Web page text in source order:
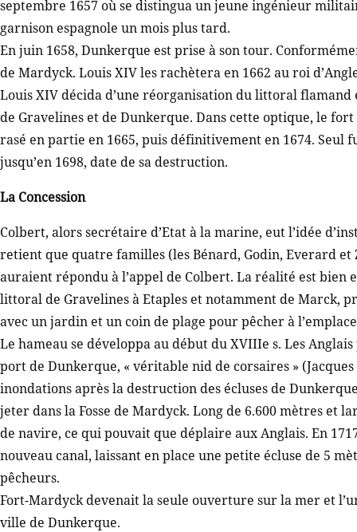
septembre 1657 où se distingua un jeune ingénieur
garnison espagnole un mois plus tard.
En juin 1658, Dunkerque est prise à son tour.
de Mardyck. Louis XIV les rachètera en 1662 au roi
Louis XIV décida d’une réorganisation du littoral
de Gravelines et de Dunkerque. Dans cette optique, le
rasé en partie en 1665, puis définitivement en 1674.
jusqu’en 1698, date de sa destruction.
La Concession
Colbert, alors secrétaire d’Etat à la marine, eut l’idée
retient que quatre familles (les Bénard, Godin, Everard
auraient répondu à l’appel de Colbert. La réalité est
littoral de Gravelines à Etaples et notamment de Marck,
avec un jardin et un coin de plage pour pêcher à
Le hameau se développa au début du XVIIIe s. Les
port de Dunkerque, « véritable nid de corsaires »
inondations après la destruction des écluses de
jeter dans la Fosse de Mardyck. Long de 6.600 mètres et
de navire, ce qui pouvait que déplaire aux Anglais. En
nouveau canal, laissant en place une petite écluse de 5
pêcheurs.
Fort-Mardyck devenait la seule ouverture sur la mer et
ville de Dunkerque.